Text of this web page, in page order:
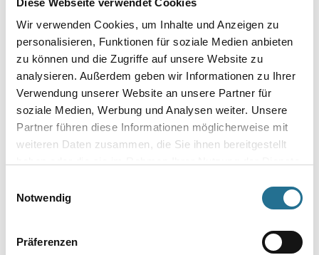
Wir verwenden Cookies, um Inhalte und Anzeigen zu
personalisieren, Funktionen für soziale Medien anbieten
zu können und die Zugriffe auf unsere Website zu
analysieren. Außerdem geben wir Informationen zu Ihrer
Verwendung unserer Website an unsere Partner für
soziale Medien, Werbung und Analysen weiter. Unsere
Partner führen diese Informationen möglicherweise mit
weiteren Daten zusammen, die Sie ihnen bereitgestellt
Notwendig
Präferenzen
Durchmesser in millimeter
Umrechnungsfaktoren